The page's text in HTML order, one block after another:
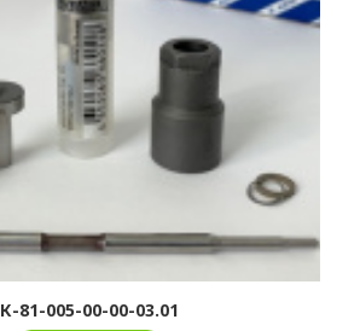
К-81-005-00-00-03.01